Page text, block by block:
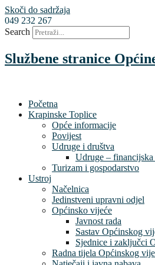
Skoči do sadržaja
049 232 267
Search
Službene stranice
Početna
Krapinske Toplice
Opće informacije
Povijest
Udruge i društva
Udruge – financijska
Turizam i gospodarstvo
Ustroj
Načelnica
Jedinstveni upravni odjel
Općinsko vijeće
Javnost rada
Sastav Općinskog
Sjednice i zaključci
Radna tijela Općinskog